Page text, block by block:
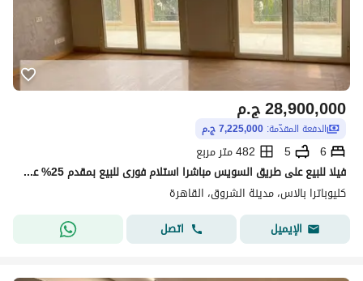
ج.م28,900,000
الدفعة المقدّمة: 7,225,000 ج.م
6
5
482 متر مربع
فيلا للبيع على طريق السويس مباشرا استلام فورى للبيع بمقدم 25% على فتره سداد مريحه في كيلوباترا
كليوباترا بالاس، مدينة الشروق، القاهرة
الإيميل
اتصل